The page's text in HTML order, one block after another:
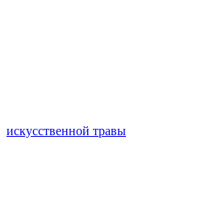
искусственной травы